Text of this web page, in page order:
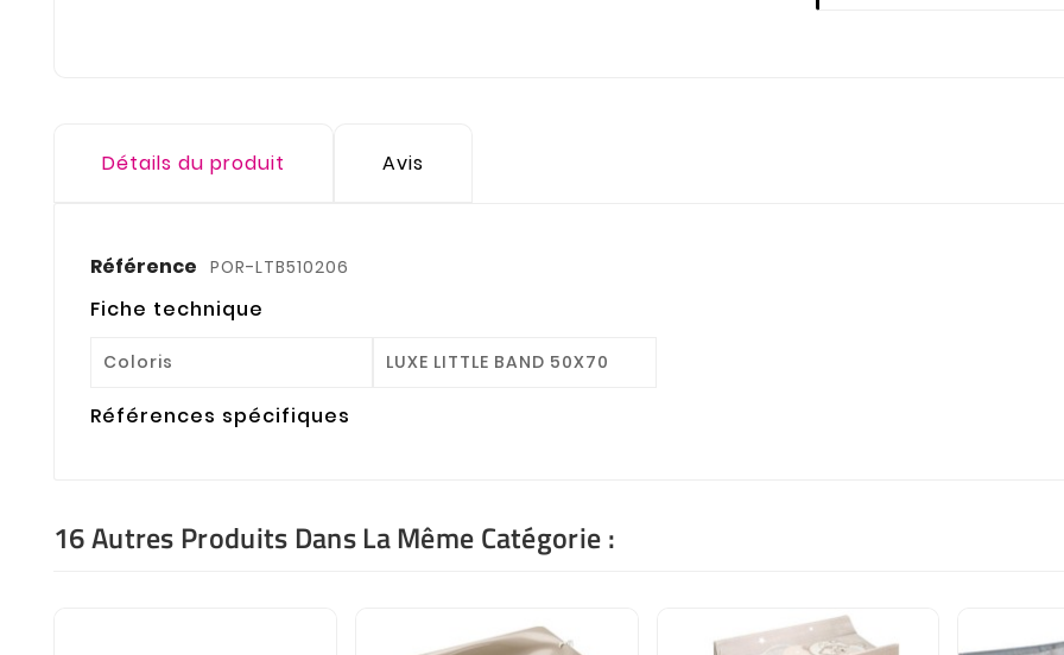
Détails du produit Avis
Référence POR-LTB510206
Fiche technique
Coloris LUXE LITTLE BAND 50X70
Références spécifiques
16 Autres Produits Dans La Même Catégorie :